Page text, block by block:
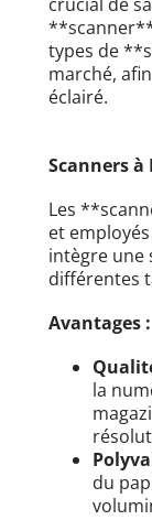
types de
marché,
éclairé.
Scanners
Les
et
intègre une
différentes
Avantages :
la
du